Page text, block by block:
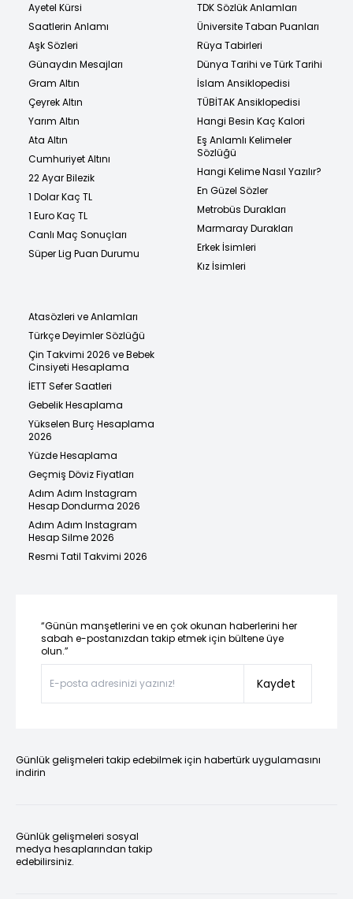
Ayetel Kürsi
Saatlerin Anlamı
Aşk Sözleri
Günaydın Mesajları
Gram Altın
Çeyrek Altın
Yarım Altın
Ata Altın
Cumhuriyet Altını
22 Ayar Bilezik
1 Dolar Kaç TL
1 Euro Kaç TL
Canlı Maç Sonuçları
Süper Lig Puan Durumu
TDK Sözlük Anlamları
Üniversite Taban Puanları
Rüya Tabirleri
Dünya Tarihi ve Türk Tarihi
İslam Ansiklopedisi
TÜBİTAK Ansiklopedisi
Hangi Besin Kaç Kalori
Eş Anlamlı Kelimeler
Sözlüğü
Hangi Kelime Nasıl Yazılır?
En Güzel Sözler
Metrobüs Durakları
Marmaray Durakları
Erkek İsimleri
Kız İsimleri
Atasözleri ve Anlamları
Türkçe Deyimler Sözlüğü
Çin Takvimi 2026 ve Bebek
Cinsiyeti Hesaplama
İETT Sefer Saatleri
Gebelik Hesaplama
Yükselen Burç Hesaplama
2026
Yüzde Hesaplama
Geçmiş Döviz Fiyatları
Adım Adım Instagram
Hesap Dondurma 2026
Adım Adım Instagram
Hesap Silme 2026
Resmi Tatil Takvimi 2026
“Günün manşetlerini ve en çok okunan haberlerini her
sabah e-postanızdan takip etmek için bültene üye
olun.”
Kaydet
Günlük gelişmeleri takip edebilmek için habertürk uygulamasını
indirin
Günlük gelişmeleri sosyal
medya hesaplarından takip
edebilirsiniz.